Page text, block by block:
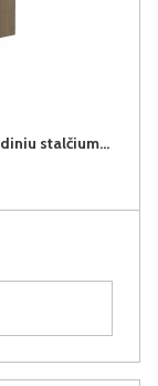
SORENTO D60S2+1 virtuvės spintelė su vidiniu stalčiumi (Baltic Storm/Baltic Storm)